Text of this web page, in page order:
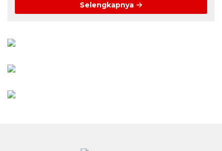
Selengkapnya